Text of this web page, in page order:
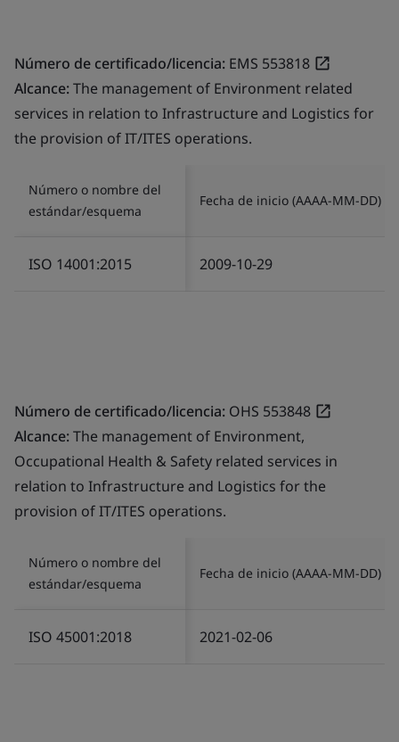
Número de certificado/licencia: EMS 553818
Alcance:The management of Environment related
services in relation to Infrastructure and Logistics for
the provision of IT/ITES operations.
Número o nombre del
estándar/esquema
Fecha de inicio (AAAA-MM-DD)
ISO 14001:2015 2009-10-29
Número de certificado/licencia: OHS 553848
Alcance:The management of Environment,
Occupational Health & Safety related services in
relation to Infrastructure and Logistics for the
provision of IT/ITES operations.
Número o nombre del
estándar/esquema
Fecha de inicio (AAAA-MM-DD)
ISO 45001:2018 2021-02-06